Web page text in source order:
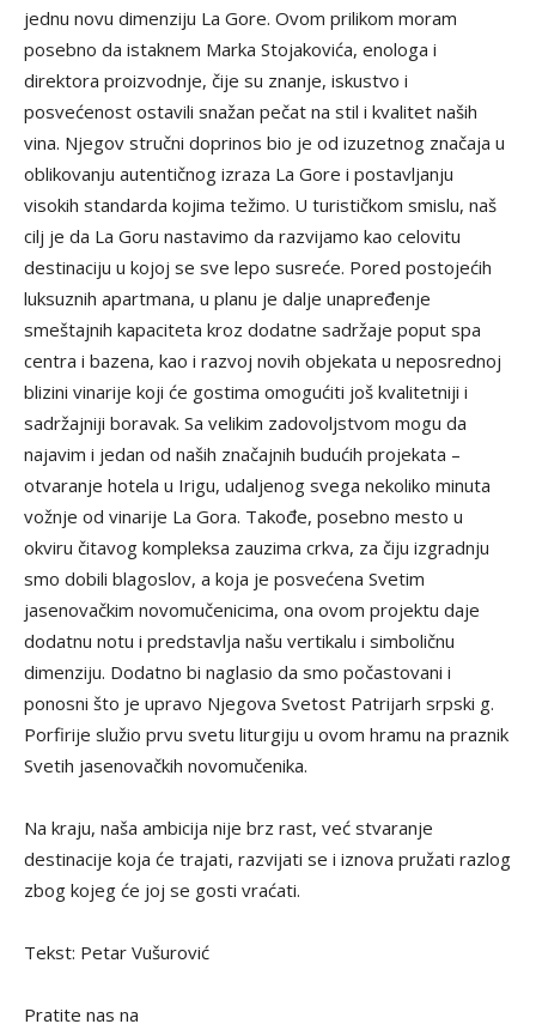
jednu novu dimenziju La Gore. Ovom prilikom moram
posebno da istaknem Marka Stojakovića, enologa i
direktora proizvodnje, čije su znanje, iskustvo i
posvećenost ostavili snažan pečat na stil i kvalitet naših
vina. Njegov stručni doprinos bio je od izuzetnog značaja u
oblikovanju autentičnog izraza La Gore i postavljanju
visokih standarda kojima težimo. U turističkom smislu, naš
cilj je da La Goru nastavimo da razvijamo kao celovitu
destinaciju u kojoj se sve lepo susreće. Pored postojećih
luksuznih apartmana, u planu je dalje unapređenje
smeštajnih kapaciteta kroz dodatne sadržaje poput spa
centra i bazena, kao i razvoj novih objekata u neposrednoj
blizini vinarije koji će gostima omogućiti još kvalitetniji i
sadržajniji boravak. Sa velikim zadovoljstvom mogu da
najavim i jedan od naših značajnih budućih projekata –
otvaranje hotela u Irigu, udaljenog svega nekoliko minuta
vožnje od vinarije La Gora. Takođe, posebno mesto u
okviru čitavog kompleksa zauzima crkva, za čiju izgradnju
smo dobili blagoslov, a koja je posvećena Svetim
jasenovačkim novomučenicima, ona ovom projektu daje
dodatnu notu i predstavlja našu vertikalu i simboličnu
dimenziju. Dodatno bi naglasio da smo počastovani i
ponosni što je upravo Njegova Svetost Patrijarh srpski g.
Porfirije služio prvu svetu liturgiju u ovom hramu na praznik
Svetih jasenovačkih novomučenika.
Na kraju, naša ambicija nije brz rast, već stvaranje
destinacije koja će trajati, razvijati se i iznova pružati razlog
zbog kojeg će joj se gosti vraćati.
Tekst: Petar Vušurović
Pratite nas na